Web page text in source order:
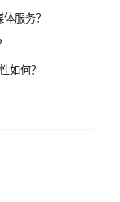
服务？
如何？